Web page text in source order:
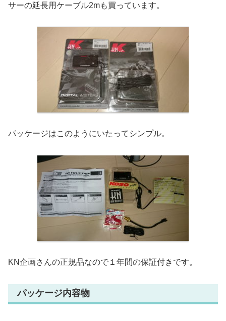
サーの延長用ケーブル2mも買っています。
パッケージはこのようにいたってシンプル。
KN企画さんの正規品なので１年間の保証付きです。
パッケージ内容物